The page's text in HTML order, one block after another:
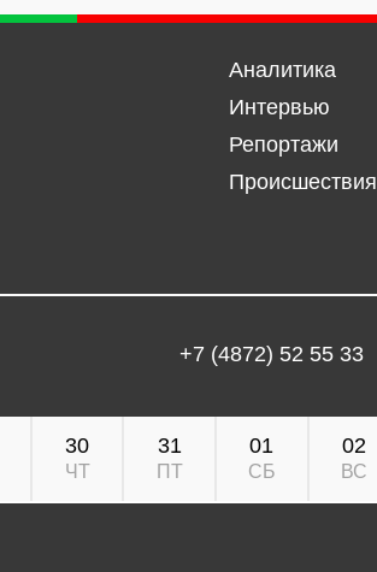
Аналитика
Интервью
Репортажи
Происшествия
+7 (4872) 52 55 33
30
ЧТ
31
ПТ
01
СБ
02
ВС